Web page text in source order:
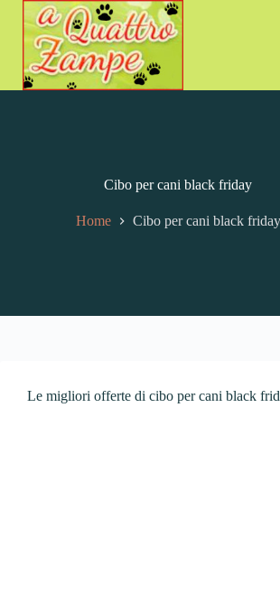
Cibo per cani black friday
Home Cibo per cani black friday
Le migliori offerte di cibo per cani black